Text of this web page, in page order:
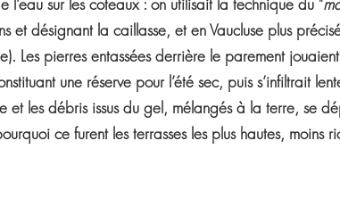
et désignant la caillasse, et en Vaucluse plus
Les pierres entassées derrière le parement
une réserve pour l’été sec, puis s’infiltrait
et les débris issus du gel, mélangés à la terre, se
ce furent les terrasses les plus hautes, moins